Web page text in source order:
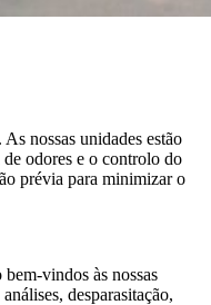
nossas unidades estão
odores e o controlo do
prévia para minimizar o
vindos às nossas
desparasitação,